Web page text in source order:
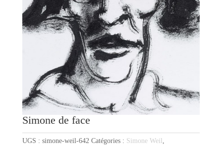
Simone de face
UGS : simone-weil-642 Catégories : Simone Weil